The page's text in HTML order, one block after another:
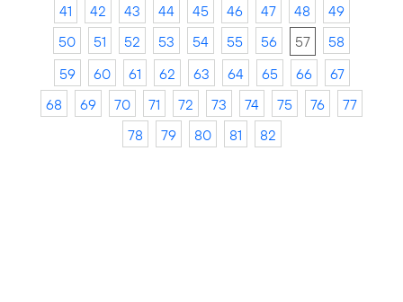
41
42 43 44 45 46 47 48
49
50
51 52 53 54 55 56 57
58
59
60 61 62 63 64 65 66
67
68
69 70 71 72 73 74 75 76
77
78
79 80 81 82